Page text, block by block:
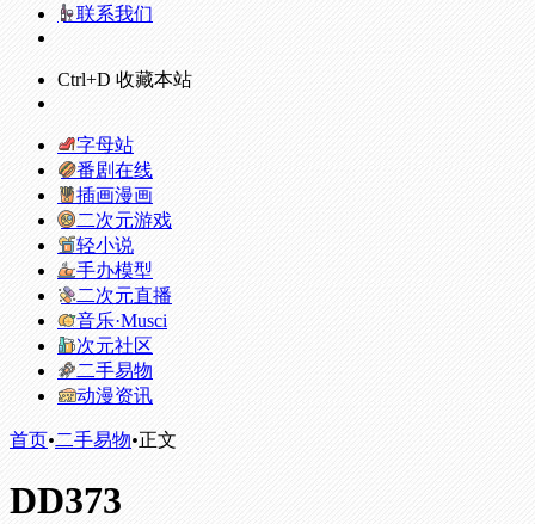
联系我们
Ctrl+D 收藏本站
字母站
番剧在线
插画漫画
二次元游戏
轻小说
手办模型
二次元直播
音乐·Musci
次元社区
二手易物
动漫资讯
首页•二手易物•正文
DD373